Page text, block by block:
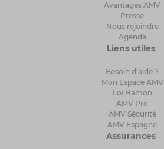
Avantages AMV
Presse
Nous rejoindre
Agenda
Liens utiles
Besoin d’aide ?
Mon Espace AMV
Loi Hamon
AMV Pro
AMV Sécurité
AMV Espagne
Assurances